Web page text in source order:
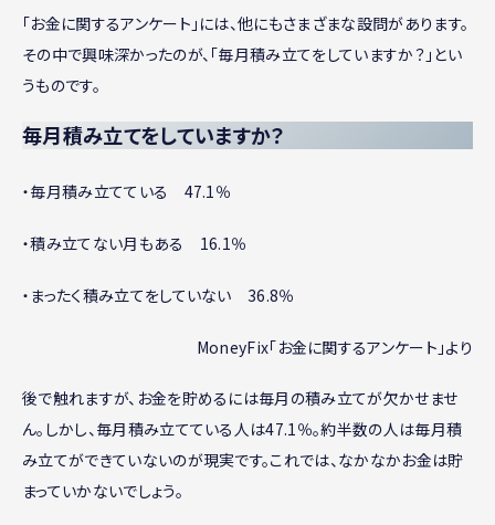
「お金に関するアンケート」には、他にもさまざまな設問があります。
その中で興味深かったのが、「毎月積み立てをしていますか？」とい
うものです。
毎月積み立てをしていますか？
・毎月積み立てている 47.1％
・積み立てない月もある 16.1％
・まったく積み立てをしていない 36.8％
MoneyFix「お金に関するアンケート」より
後で触れますが、お金を貯めるには毎月の積み立てが欠かせませ
ん。しかし、毎月積み立てている人は47.1％。約半数の人は毎月積
み立てができていないのが現実です。これでは、なかなかお金は貯
まっていかないでしょう。